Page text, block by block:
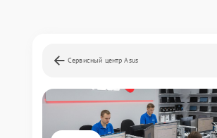
Сервисный центр Asus